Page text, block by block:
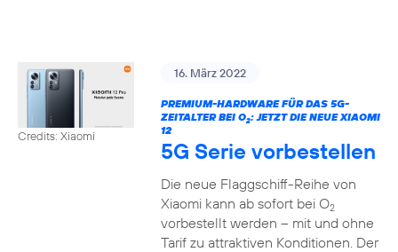
Credits: Xiaomi
16. März 2022
PREMIUM-HARDWARE FÜR DAS 5G-
ZEITALTER BEI O2: JETZT DIE NEUE XIAOMI
12
5G Serie vorbestellen
Die neue Flaggschiff-Reihe von
Xiaomi kann ab sofort bei O2
vorbestellt werden – mit und ohne
Tarif zu attraktiven Konditionen. Der